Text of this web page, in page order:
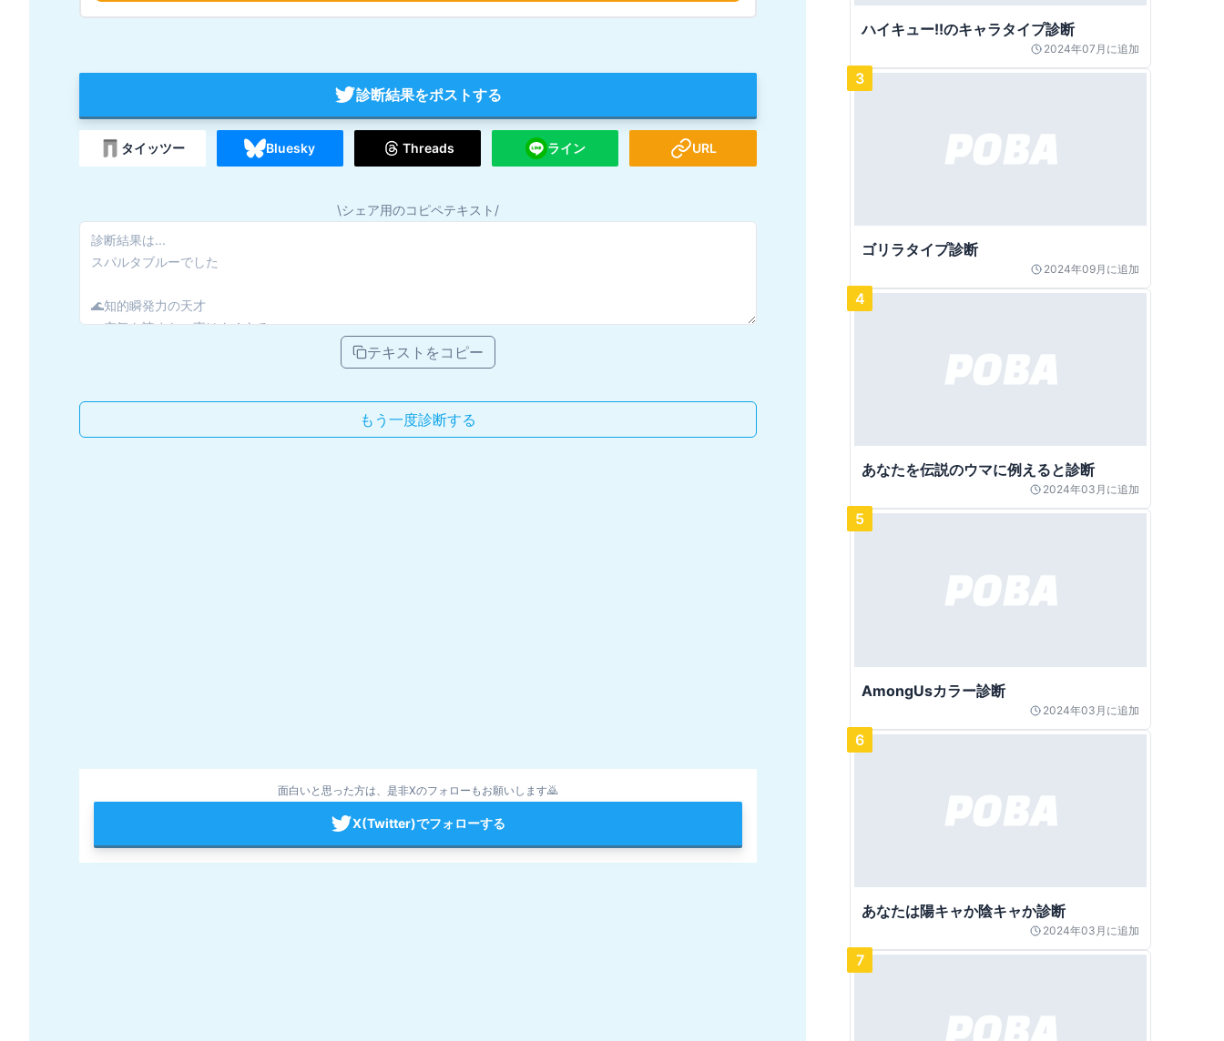
診断結果をポストする
タイッツー Bluesky Threads ライン URL
\シェア用のコピペテキスト/
テキストをコピー
もう一度診断する
面白いと思った方は、是非Xのフォローもお願いします🙇
X(Twitter)でフォローする
ハイキュー!!のキャラタイプ診断
2024年07月 に追加
3
ゴリラタイプ診断
2024年09月 に追加
4
あなたを伝説のウマに例えると診断
2024年03月 に追加
5
AmongUsカラー診断
2024年03月 に追加
6
あなたは陽キャか陰キャか診断
2024年03月 に追加
7